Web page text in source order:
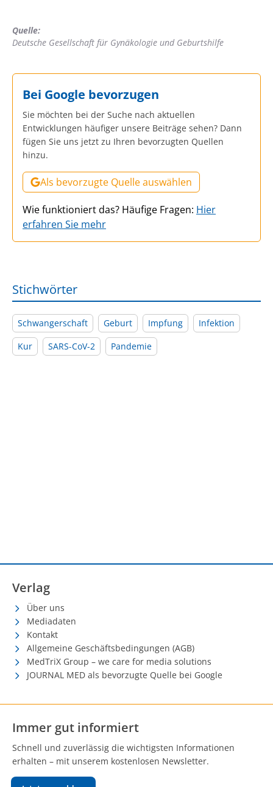
Quelle:
Deutsche Gesellschaft für Gynäkologie und Geburtshilfe
Bei Google bevorzugen
Sie möchten bei der Suche nach aktuellen
Entwicklungen häufiger unsere Beiträge sehen? Dann
fügen Sie uns jetzt zu Ihren bevorzugten Quellen
hinzu.
Als bevorzugte Quelle auswählen
Wie funktioniert das? Häufige Fragen: Hier
erfahren Sie mehr
Stichwörter
Schwangerschaft Geburt Impfung
Infektion
Kur
SARS-CoV-2 Pandemie
Verlag
Über uns
Mediadaten
Kontakt
Allgemeine Geschäftsbedingungen (AGB)
MedTriX Group – we care for media solutions
JOURNAL MED als bevorzugte Quelle bei Google
Immer gut informiert
Schnell und zuverlässig die wichtigsten Informationen
erhalten – mit unserem kostenlosen Newsletter.